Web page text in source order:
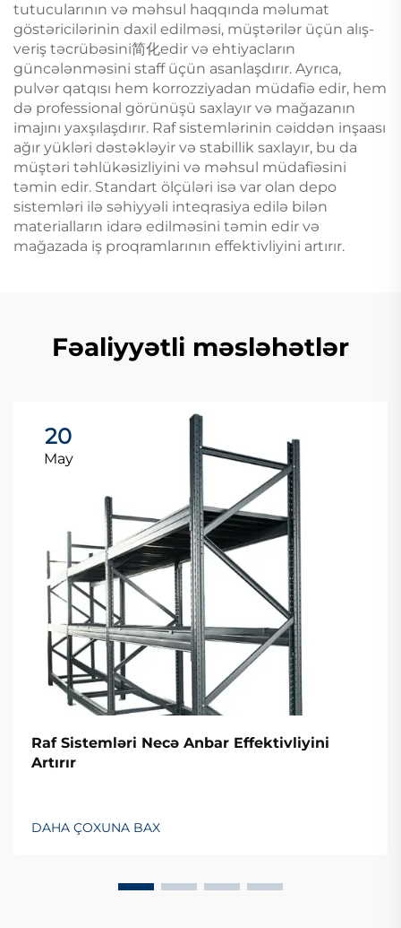
tutucularının və məhsul haqqında məlumat
göstəricilərinin daxil edilməsi, müştərilər üçün alış-
veriş təcrübəsini简化edir və ehtiyacların
güncələnməsini staff üçün asanlaşdırır. Ayrıca,
pulvər qatqısı hem korrozziyadan müdafiə edir, hem
də professional görünüşü saxlayır və mağazanın
imajını yaxşılaşdırır. Raf sistemlərinin cəiddən inşaası
ağır yükləri dəstəkləyir və stabillik saxlayır, bu da
müştəri təhlükəsizliyini və məhsul müdafiəsini
təmin edir. Standart ölçüləri isə var olan depo
sistemləri ilə səhiyyəli inteqrasiya edilə bilən
materialların idarə edilməsini təmin edir və
mağazada iş proqramlarının effektivliyini artırır.
Fəaliyyətli məsləhətlər
20
May
Raf Sistemləri Necə Anbar Effektivliyini
Artırır
DAHA ÇOXUNA BAX